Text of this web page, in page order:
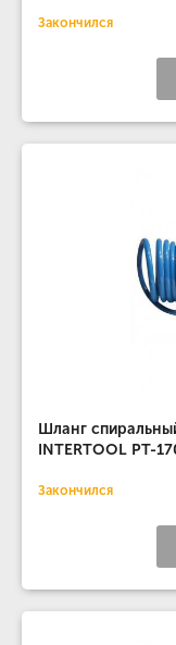
Закончился
Шланг
INTERTOOL PT-
Закончился